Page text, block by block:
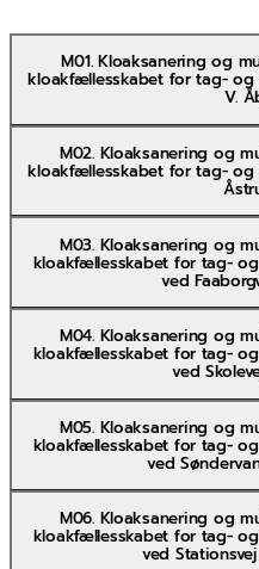
M01. Kloaksanering og
kloakfællesskabet for tag- og
V.
M02. Kloaksanering og
kloakfællesskabet for tag- og
M03. Kloaksanering og
kloakfællesskabet for tag-
ved
M04. Kloaksanering og
kloakfællesskabet for tag-
ved
M05. Kloaksanering og
kloakfællesskabet for tag-
ved
M06. Kloaksanering og
kloakfællesskabet for tag-
ved